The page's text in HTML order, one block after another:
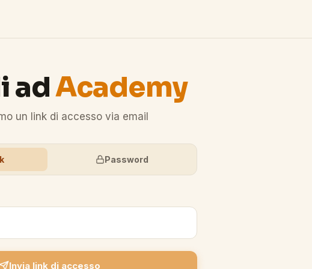
adAcademy
un link di accesso via email
Password
Invia link di accesso